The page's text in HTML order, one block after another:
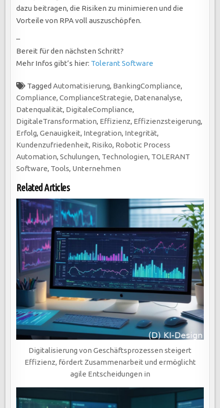
dazu beitragen, die Risiken zu minimieren und die
Vorteile von RPA voll auszuschöpfen.
–
Bereit für den nächsten Schritt?
Mehr Infos gibt’s hier: Tolerant Software
TaggedAutomatisierung, BankingCompliance,
Compliance,ComplianceStrategie, Datenanalyse,
Datenqualität, DigitaleCompliance,
DigitaleTransformation, Effizienz, Effizienzsteigerung,
Erfolg,Genauigkeit, Integration, Integrität,
Kundenzufriedenheit, Risiko, Robotic Process
Automation,Schulungen, Technologien, TOLERANT
Software, Tools, Unternehmen
Related Articles
Digitalisierung von Geschäftsprozessen steigert
Effizienz, fördert Zusammenarbeit und ermöglicht
agile Entscheidungen in